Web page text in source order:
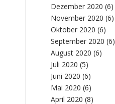
Dezember 2020 (6)
November 2020 (6)
Oktober 2020 (6)
September 2020 (6)
August 2020 (6)
Juli 2020 (5)
Juni 2020 (6)
Mai 2020 (6)
April 2020 (8)